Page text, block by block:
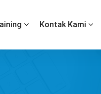
Kontak Kami